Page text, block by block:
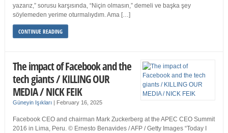
yazarız,” sorusu karşısında, “Niçin olmasın,” demeli ve başka şey
söylemeden yerime oturmalıydım. Ama […]
CONTINUE READING
The impact of Facebook and the
tech giants / KILLING OUR
MEDIA / NICK FEIK
Güneyin Işıkları | February 16, 2025
Facebook CEO and chairman Mark Zuckerberg at the APEC CEO Summit
2016 in Lima, Peru. © Ernesto Benavides / AFP / Getty Images “Today I